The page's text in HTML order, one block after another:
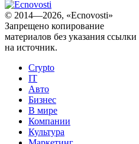
© 2014—2026, «Ecnovosti»
Запрещено копирование
материалов без указания ссылки
на источник.
Crypto
IT
Авто
Бизнес
В мире
Компании
Культура